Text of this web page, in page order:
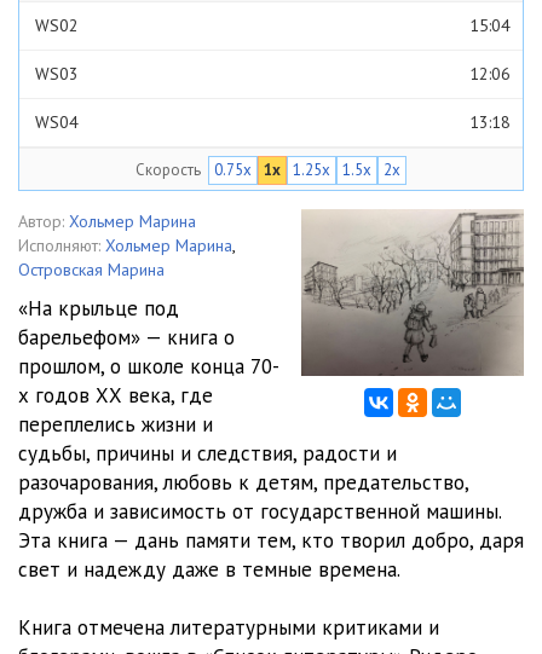
WS02 15:04
WS03 12:06
WS04 13:18
WS06 23:48
WS07 20:56
WS08 17:27
WS09 33:56
WS10
WS11
WS12 19:29
14:23
Скорость 0.75x 1x 1.25x 1.5x 2x
Автор: Хольмер Марина
Исполняют: Хольмер Марина,
Островская Марина
«На крыльце под
барельефом» — книга о
прошлом, о школе конца 70-
х годов ХХ века, где
переплелись жизни и
судьбы, причины и следствия, радости и
разочарования, любовь к детям, предательство,
дружба и зависимость от государственной машины.
Эта книга — дань памяти тем, кто творил добро, даря
свет и надежду даже в темные времена.
Книга отмечена литературными критиками и